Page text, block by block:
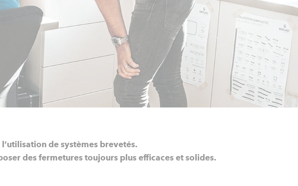
de systèmes brevetés.
des fermetures toujours plus efficaces et solides.